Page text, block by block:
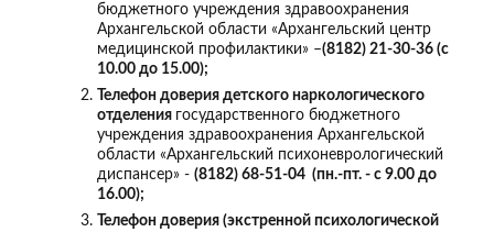
бюджетного учреждения здравоохранения
Архангельской области «Архангельский центр
медицинской профилактики» –(8182) 21-30-36 (с
10.00 до 15.00);
Телефон доверия детского наркологического
отделения государственного бюджетного
учреждения здравоохранения Архангельской
области «Архангельский психоневрологический
диспансер» - (8182) 68-51-04 (пн.-пт. - с 9.00 до
16.00);
Телефон доверия (экстренной психологической